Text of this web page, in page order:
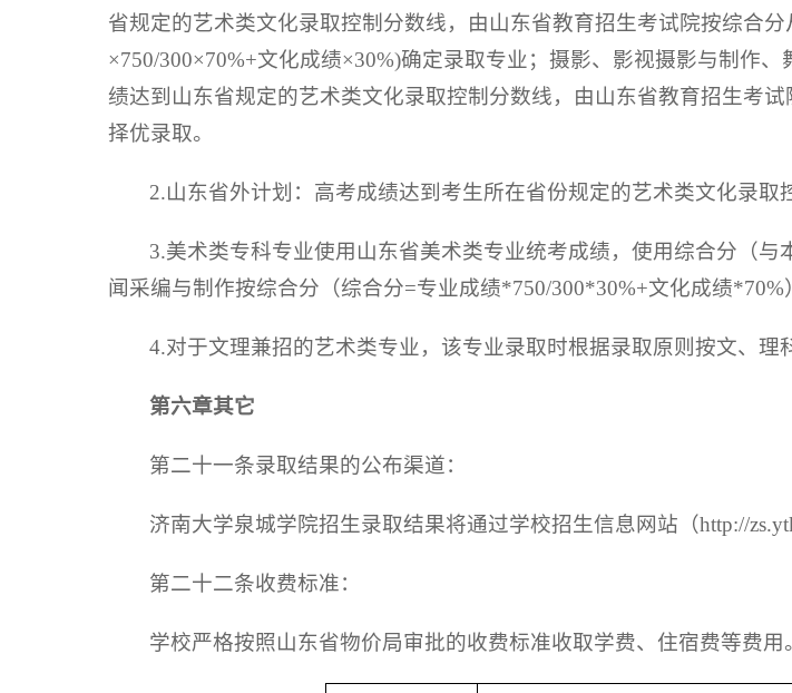
省规定的艺术类文化录取控制分数线，由山东省教育招生考试院按综合
×750/300×70%+文化成绩×30%)确定录取专业；摄影、影视摄影与制作
绩达到山东省规定的艺术类文化录取控制分数线，由山东省教育招生考
择优录取。
2.山东省外计划：高考成绩达到考生所在省份规定的艺术类文化录取
3.美术类专科专业使用山东省美术类专业统考成绩，使用综合分（
闻采编与制作按综合分（综合分=专业成绩*750/300*30%+文化成绩*70%
4.对于文理兼招的艺术类专业，该专业录取时根据录取原则按文、理
第六章其它
第二十一条录取结果的公布渠道：
济南大学泉城学院招生录取结果将通过学校招生信息网站（http://
第二十二条收费标准：
学校严格按照山东省物价局审批的收费标准收取学费、住宿费等费用